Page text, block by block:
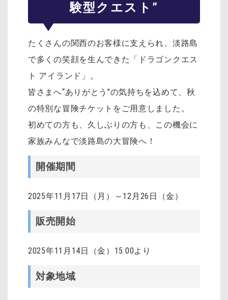
験型クエスト”
たくさんの関西のお客様に支えられ、淡路島
で多くの笑顔を生んできた「ドラゴンクエス
ト アイランド」。
皆さまへ“ありがとう”の気持ちを込めて、秋
の特別な冒険チケットをご用意しました。
初めての方も、久しぶりの方も、この機会に
家族みんなで淡路島の大冒険へ！
開催期間
2025年11月17日（月）～12月26日（金）
販売開始
2025年11月14日（金）15:00より
対象地域